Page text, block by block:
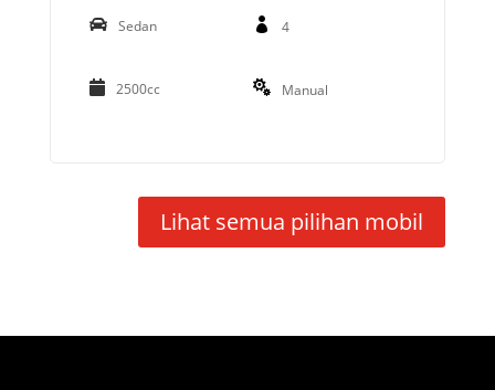
Sedan 4
2500cc Manual
Lihat semua pilihan mobil